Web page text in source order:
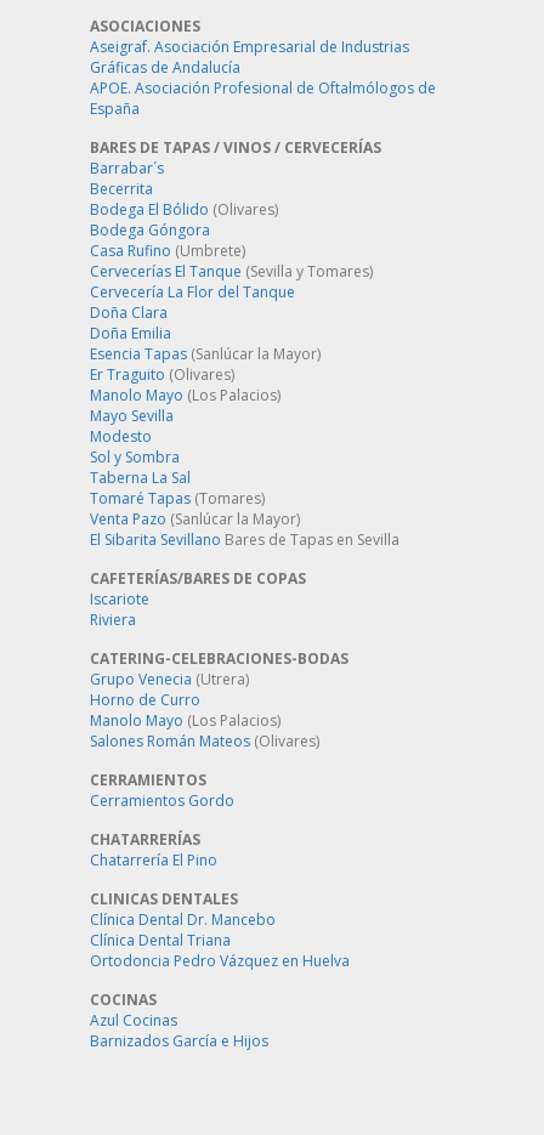
ASOCIACIONES
Aseigraf. Asociación Empresarial de Industrias
Gráficas de Andalucía
APOE. Asociación Profesional de Oftalmólogos de
España
BARES DE TAPAS / VINOS / CERVECERÍAS
Barrabar´s
Becerrita
Bodega El Bólido (Olivares)
Bodega Góngora
Casa Rufino (Umbrete)
Cervecerías El Tanque (Sevilla y Tomares)
Cervecería La Flor del Tanque
Doña Clara
Doña Emilia
Esencia Tapas (Sanlúcar la Mayor)
Er Traguito (Olivares)
Manolo Mayo (Los Palacios)
Mayo Sevilla
Modesto
Sol y Sombra
Taberna La Sal
Tomaré Tapas (Tomares)
Venta Pazo (Sanlúcar la Mayor)
El Sibarita Sevillano Bares de Tapas en Sevilla
CAFETERÍAS/BARES DE COPAS
Iscariote
Riviera
CATERING-CELEBRACIONES-BODAS
Grupo Venecia (Utrera)
Horno de Curro
Manolo Mayo (Los Palacios)
Salones Román Mateos (Olivares)
CERRAMIENTOS
Cerramientos Gordo
CHATARRERÍAS
Chatarrería El Pino
CLINICAS DENTALES
Clínica Dental Dr. Mancebo
Clínica Dental Triana
Ortodoncia Pedro Vázquez en Huelva
COCINAS
Azul Cocinas
Barnizados García e Hijos